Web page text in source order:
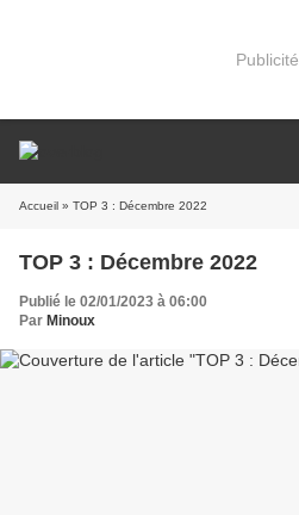
Publicité
Accueil » TOP 3 : Décembre 2022
TOP 3 : Décembre 2022
Publié le 02/01/2023 à 06:00
Par Minoux